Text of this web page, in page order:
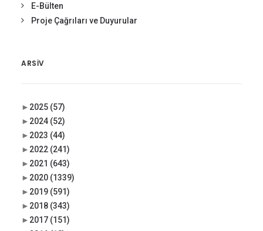
E-Bülten
Proje Çağrıları ve Duyurular
ARSIV
► 2025 (57)
► 2024 (52)
► 2023 (44)
► 2022 (241)
► 2021 (643)
► 2020 (1339)
► 2019 (591)
► 2018 (343)
► 2017 (151)